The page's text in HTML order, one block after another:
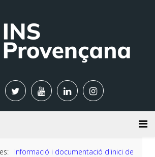
Informació i documentació d'inici de curs